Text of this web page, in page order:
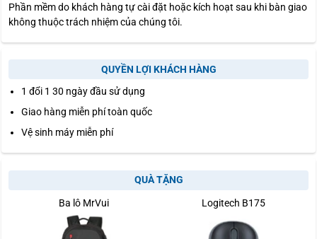
Phần mềm do khách hàng tự cài đặt hoặc kích hoạt sau khi bàn giao
không thuộc trách nhiệm của chúng tôi.
QUYỀN LỢI KHÁCH HÀNG
1 đổi 1 30 ngày đầu sử dụng
Giao hàng miễn phí toàn quốc
Vệ sinh máy miễn phí
QUÀ TẶNG
Ba lô MrVui Logitech B175